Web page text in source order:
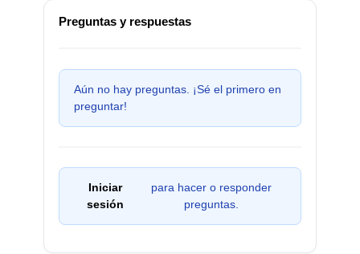
Preguntas y respuestas
Aún no hay preguntas. ¡Sé el primero en
preguntar!
Iniciar
sesión
para hacer o responder
preguntas.